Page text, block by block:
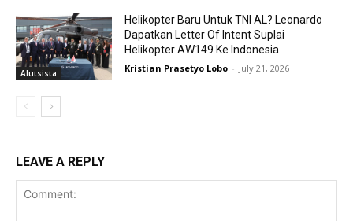
Alutsista
Helikopter Baru Untuk TNI AL? Leonardo
Dapatkan Letter Of Intent Suplai
Helikopter AW149 Ke Indonesia
Kristian Prasetyo Lobo - July 21, 2026
LEAVE A REPLY